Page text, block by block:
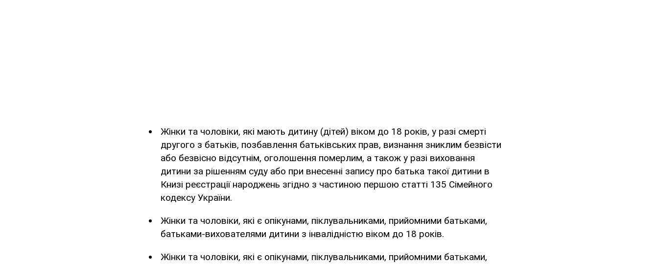
Жінки та чоловіки, які мають дитину (дітей) віком до 18 років, у разі смерті
другого з батьків, позбавлення батьківських прав, визнання зниклим безвісти
або безвісно відсутнім, оголошення померлим, а також у разі виховання
дитини за рішенням суду або при внесенні запису про батька такої дитини в
Книзі реєстрації народжень згідно з частиною першою статті 135 Сімейного
кодексу України.
Жінки та чоловіки, які є опікунами, піклувальниками, прийомними батьками,
батьками-вихователями дитини з інвалідністю віком до 18 років.
Жінки та чоловіки, які є опікунами, піклувальниками, прийомними батьками,